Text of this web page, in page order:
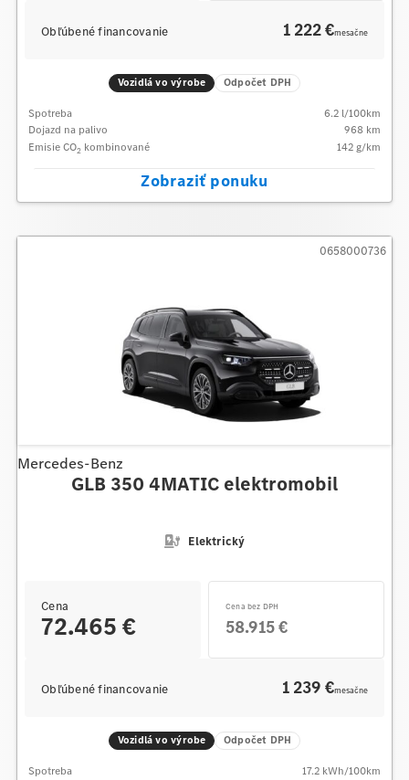
Obľúbené financovanie 1 222 €mesačne
Vozidlá vo výrobe Odpočet DPH
Spotreba 6.2 l/100km
Dojazd na palivo
968 km
Emisie CO2 kombinované 142 g/km
Zobraziť ponuku
Mercedes-Benz
GLB 350 4MATIC elektromobil
Elektrický
0658000736
Cena
72.465 €
Cena bez DPH
58.915 €
Obľúbené financovanie 1 239 €mesačne
Vozidlá vo výrobe Odpočet DPH
Spotreba 17.2 kWh/100km